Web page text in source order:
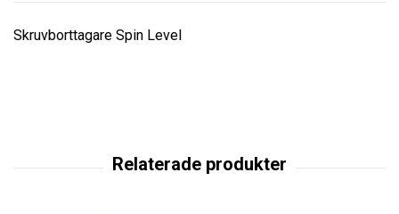
Skruvborttagare Spin Level